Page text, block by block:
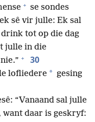
+ se sondes
sê vir julle: Ek sal
tot op die dag
julle in die
+ 30
lofliedere * gesing
“Vanaand sal julle
want daar is geskryf: